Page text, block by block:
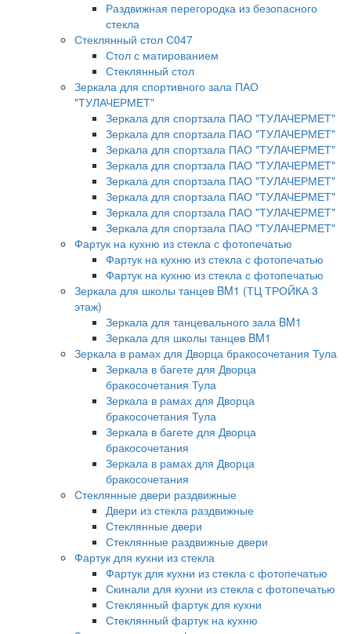
Раздвижная перегородка из безопасного
стекла
Стеклянный стол С047
Стол с матированием
Стеклянный стол
Зеркала для спортивного зала ПАО
"ТУЛАЧЕРМЕТ"
Зеркала для спортзала ПАО "ТУЛАЧЕРМЕТ"
Зеркала для спортзала ПАО "ТУЛАЧЕРМЕТ"
Зеркала для спортзала ПАО "ТУЛАЧЕРМЕТ"
Зеркала для спортзала ПАО "ТУЛАЧЕРМЕТ"
Зеркала для спортзала ПАО "ТУЛАЧЕРМЕТ"
Зеркала для спортзала ПАО "ТУЛАЧЕРМЕТ"
Зеркала для спортзала ПАО "ТУЛАЧЕРМЕТ"
Зеркала для спортзала ПАО "ТУЛАЧЕРМЕТ"
Фартук на кухню из стекла с фотопечатью
Фартук на кухню из стекла с фотопечатью
Фартук на кухню из стекла с фотопечатью
Зеркала для школы танцев BM1 (ТЦ ТРОЙКА 3
этаж)
Зеркала для танцевального зала BM1
Зеркала для школы танцев BM1
Зеркала в рамах для Дворца бракосочетания Тула
Зеркала в багете для Дворца
бракосочетания Тула
Зеркала в рамах для Дворца
бракосочетания Тула
Зеркала в багете для Дворца
бракосочетания
Зеркала в рамах для Дворца
бракосочетания
Стеклянные двери раздвижные
Двери из стекла раздвижные
Стеклянные двери
Стеклянные раздвижные двери
Фартук для кухни из стекла
Фартук для кухни из стекла с фотопечатью
Скинали для кухни из стекла с фотопечатью
Стеклянный фартук для кухни
Стеклянный фартук на кухню